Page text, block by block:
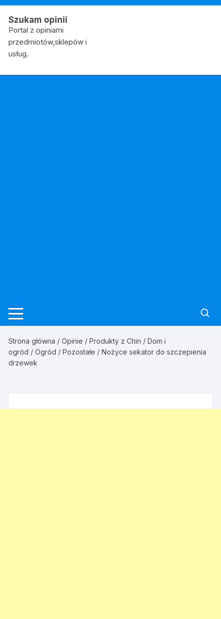
Skip
content
Szukam opinii
Portal z opiniami
przedmiotów,sklepów i
usług.
Strona główna /Opinie /Produkty z Chin /Dom i
ogród /Ogród /Pozostałe / Nożyce sekator do szczepienia
drzewek